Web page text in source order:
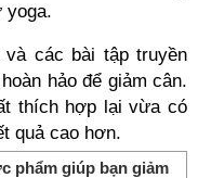
yoga.
các bài tập truyền
hảo để giảm cân.
thích hợp lại vừa có
quả cao hơn.
phẩm giúp bạn giảm